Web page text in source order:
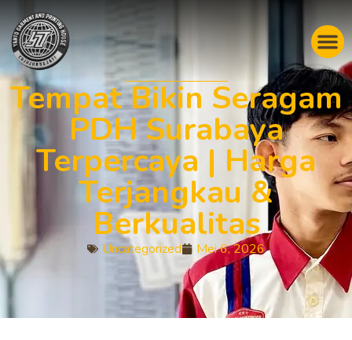
Tempat Bikin Seragam
PDH Surabaya
Terpercaya | Harga
Terjangkau &
Berkualitas
Uncategorized Mei 6, 2026